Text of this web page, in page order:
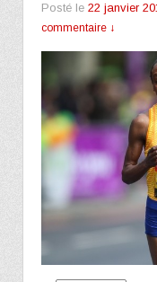
Posté le 22 janvier
commentaire ↓